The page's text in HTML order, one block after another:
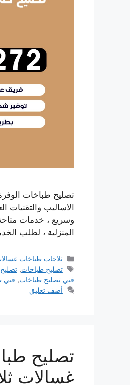
تصليح طباخات
الاساليب
وسريع ، خدمات
المنزلية ، لطلب
التصنيفات
ثلاجات طباخات
الوسوم
تصليح طباخات,
فني تصليح طباخات, فني
أضف تعليق
غسالات